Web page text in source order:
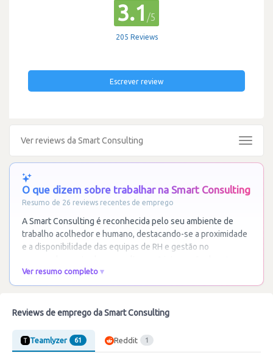
3.1 /5
205 Reviews
Escrever review
Ver reviews da Smart Consulting
Toggle
O que dizem sobre trabalhar na Smart Consulting
Resumo de 26 reviews recentes de emprego
A Smart Consulting é reconhecida pelo seu ambiente de
trabalho acolhedor e humano, destacando-se a proximidade
e a disponibilidade das equipas de RH e gestão no
mais
Ver resumo completo
Reviews de emprego da Smart Consulting
Teamlyzer 61 Reddit 1